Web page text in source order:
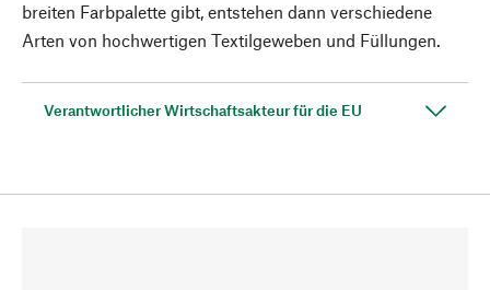
breiten Farbpalette gibt, entstehen dann verschiedene
Arten von hochwertigen Textilgeweben und Füllungen.
Verantwortlicher Wirtschaftsakteur für die EU